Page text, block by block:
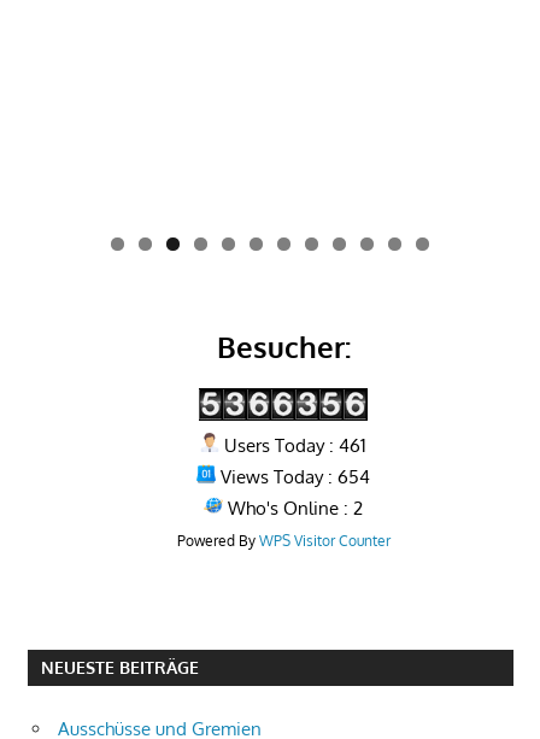
0 1 2
Besucher:
Users Today : 461
Views Today : 654
Who's Online : 2
Powered By WPS Visitor Counter
NEUESTE BEITRÄGE
Ausschüsse und Gremien